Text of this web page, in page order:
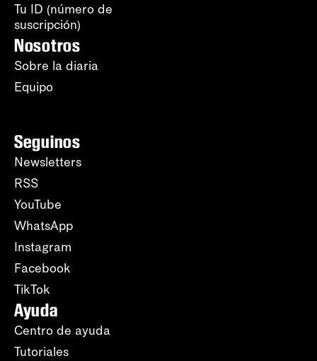
Tu ID (número de
suscripción)
Nosotros
Sobre la diaria
Equipo
Seguinos
Newsletters
RSS
YouTube
WhatsApp
Instagram
Facebook
TikTok
Ayuda
Centro de ayuda
Tutoriales